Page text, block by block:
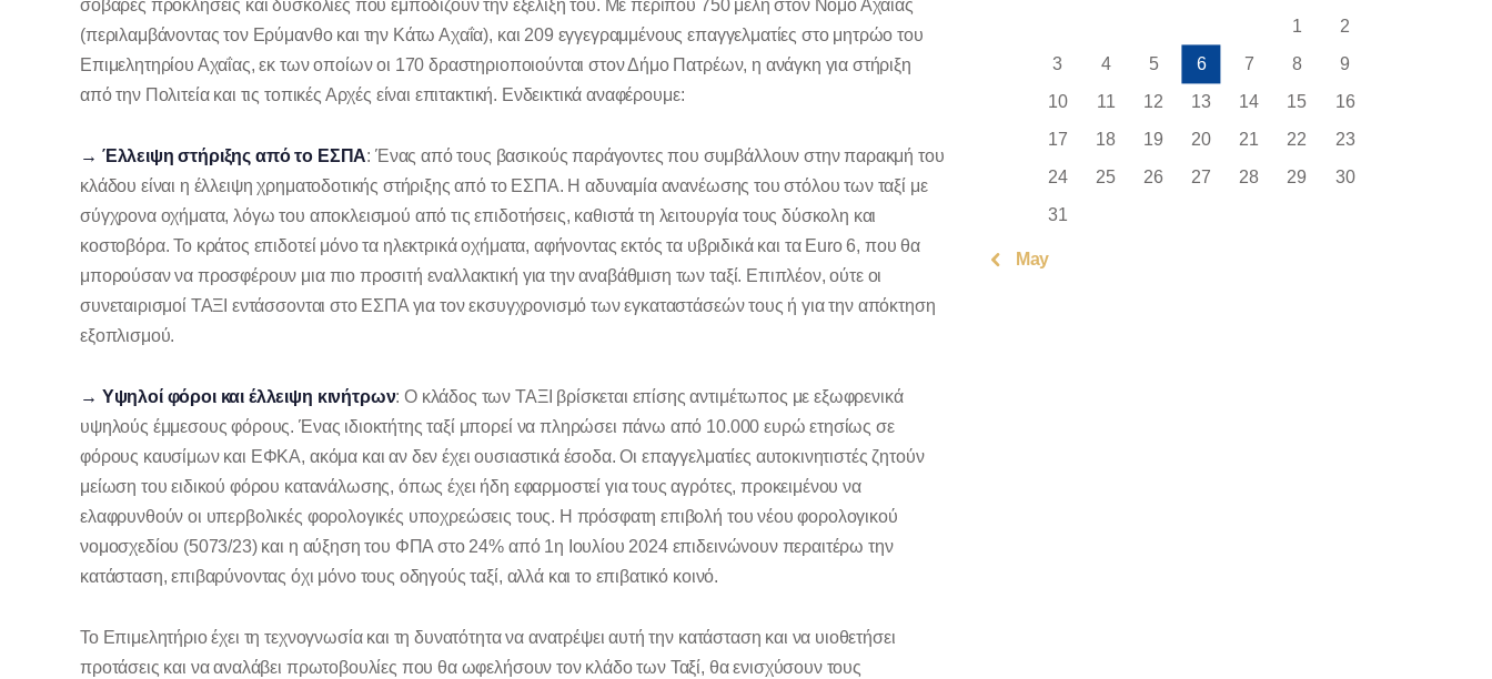
σοβαρές προκλήσεις και δυσκολίες που εμποδίζουν την εξέλιξή του. Με περίπου 750 μέλη στον Νομό Αχαΐας
(περιλαμβάνοντας τον Ερύμανθο και την Κάτω Αχαΐα), και 209 εγγεγραμμένους επαγγελματίες στο μητρώο του
Επιμελητηρίου Αχαΐας, εκ των οποίων οι 170 δραστηριοποιούνται στον Δήμο Πατρέων, η ανάγκη για στήριξη
από την Πολιτεία και τις τοπικές Αρχές είναι επιτακτική. Ενδεικτικά αναφέρουμε:
→ Έλλειψη στήριξης από το ΕΣΠΑ: Ένας από τους βασικούς παράγοντες που συμβάλλουν στην παρακμή του
κλάδου είναι η έλλειψη χρηματοδοτικής στήριξης από το ΕΣΠΑ. Η αδυναμία ανανέωσης του στόλου των ταξί με
σύγχρονα οχήματα, λόγω του αποκλεισμού από τις επιδοτήσεις, καθιστά τη λειτουργία τους δύσκολη και
κοστοβόρα. Το κράτος επιδοτεί μόνο τα ηλεκτρικά οχήματα, αφήνοντας εκτός τα υβριδικά και τα Euro 6, που θα
μπορούσαν να προσφέρουν μια πιο προσιτή εναλλακτική για την αναβάθμιση των ταξί. Επιπλέον, ούτε οι
συνεταιρισμοί ΤΑΞΙ εντάσσονται στο ΕΣΠΑ για τον εκσυγχρονισμό των εγκαταστάσεών τους ή για την απόκτηση
εξοπλισμού.
→ Υψηλοί φόροι και έλλειψη κινήτρων: Ο κλάδος των ΤΑΞΙ βρίσκεται επίσης αντιμέτωπος με εξωφρενικά
υψηλούς έμμεσους φόρους. Ένας ιδιοκτήτης ταξί μπορεί να πληρώσει πάνω από 10.000 ευρώ ετησίως σε
φόρους καυσίμων και ΕΦΚΑ, ακόμα και αν δεν έχει ουσιαστικά έσοδα. Οι επαγγελματίες αυτοκινητιστές ζητούν
μείωση του ειδικού φόρου κατανάλωσης, όπως έχει ήδη εφαρμοστεί για τους αγρότες, προκειμένου να
ελαφρυνθούν οι υπερβολικές φορολογικές υποχρεώσεις τους. Η πρόσφατη επιβολή του νέου φορολογικού
νομοσχεδίου (5073/23) και η αύξηση του ΦΠΑ στο 24% από 1η Ιουλίου 2024 επιδεινώνουν περαιτέρω την
κατάσταση, επιβαρύνοντας όχι μόνο τους οδηγούς ταξί, αλλά και το επιβατικό κοινό.
Το Επιμελητήριο έχει τη τεχνογνωσία και τη δυνατότητα να ανατρέψει αυτή την κατάσταση και να υιοθετήσει
προτάσεις και να αναλάβει πρωτοβουλίες που θα ωφελήσουν τον κλάδο των Ταξί, θα ενισχύσουν τους
1
2
3
4 5 6 7 8
9
10
11 12 13 14 15
16
17
18 19 20 21 22
23
24
25 26 27 28 29
30
31
« May